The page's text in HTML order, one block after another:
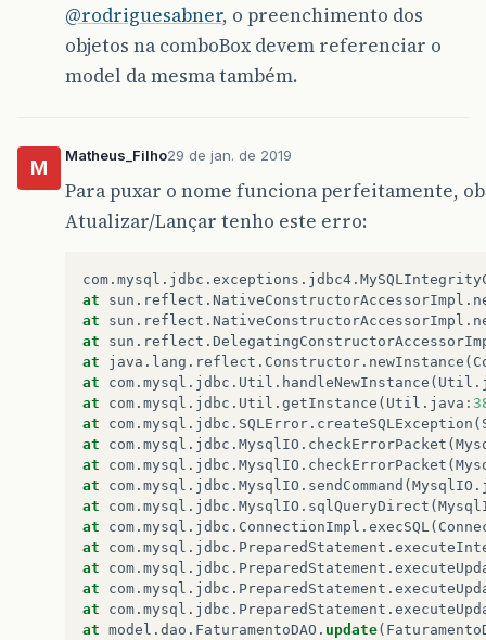
@rodriguesabner, o preenchimento dos
objetos na comboBox devem referenciar o
model da mesma também.
M
Matheus_Filho29 de jan. de 2019
Para puxar o nome funciona perfeitamente,
Atualizar/Lançar tenho este erro:
com . mysql . jdbc . exceptions . jdbc4 .
at
sun . reflect . NativeConstructorAccessorImpl .
at
sun . reflect . NativeConstructorAccessorImpl .
at
sun . reflect .
at
java . lang . reflect . Constructor . newInstance (
at
com . mysql . jdbc . Util . handleNewInstance ( Util .
at
com . mysql . jdbc . Util . getInstance ( Util . java :
at
com . mysql . jdbc . SQLError . createSQLException (
at
com . mysql . jdbc . MysqlIO . checkErrorPacket (
at
com . mysql . jdbc . MysqlIO . checkErrorPacket (
at
com . mysql . jdbc . MysqlIO . sendCommand ( MysqlIO .
at
com . mysql . jdbc . MysqlIO . sqlQueryDirect (
at
com . mysql . jdbc . ConnectionImpl . execSQL(
at
com . mysql . jdbc . PreparedStatement .
at
com . mysql . jdbc . PreparedStatement .
at
com . mysql . jdbc . PreparedStatement .
at
com . mysql . jdbc . PreparedStatement .
at model . dao . FaturamentoDAO . update(